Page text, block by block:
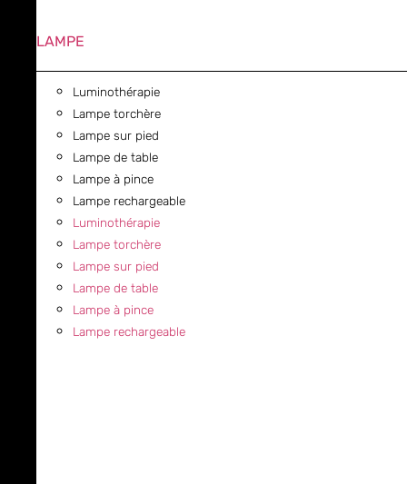
LAMPE
Luminothérapie
Lampe torchère
Lampe sur pied
Lampe de table
Lampe à pince
Lampe rechargeable
Luminothérapie
Lampe torchère
Lampe sur pied
Lampe de table
Lampe à pince
Lampe rechargeable